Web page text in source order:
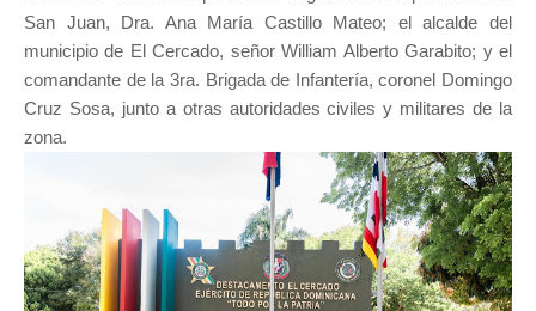
San Juan, Dra. Ana María Castillo Mateo; el alcalde del
municipio de El Cercado, señor William Alberto Garabito; y el
comandante de la 3ra. Brigada de Infantería, coronel Domingo
Cruz Sosa, junto a otras autoridades civiles y militares de la
zona.